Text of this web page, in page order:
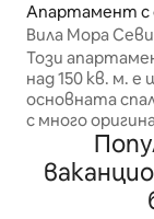
Апартамент с
ане – Seville
Вила Мора
Вила Мора
Този
над 150 кв. м.
основната
с много
другите 2 с
Ексклузивен
но без да